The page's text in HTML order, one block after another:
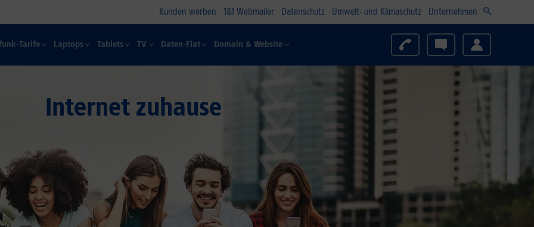
Kunden werben 1&1 Webmailer Datenschutz Umwelt- und Klimaschutz Unternehmen
Tarife Laptops Tablets TV Daten-Flat Domain & Website
Internet zuhause